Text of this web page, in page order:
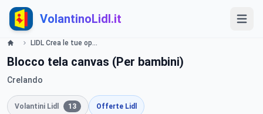
VolantinoLidl.it
LIDL Crea le tue opere d arte con Crelando Volantino valide dal 16 Gennaio 2014 Lidl
Blocco tela canvas (Per bambini)
Crelando
Volantini Lidl 13 Offerte Lidl